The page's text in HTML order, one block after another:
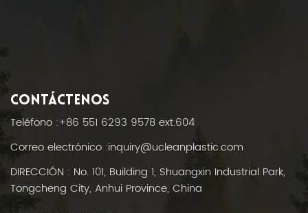
CONTÁCTENOS
Teléfono :+86 551 6293 9578 ext.604
Correo electrónico :inquiry@ucleanplastic.com
DIRECCIÓN : No. 101, Building 1, Shuangxin Industrial Park,
Tongcheng City, Anhui Province, China